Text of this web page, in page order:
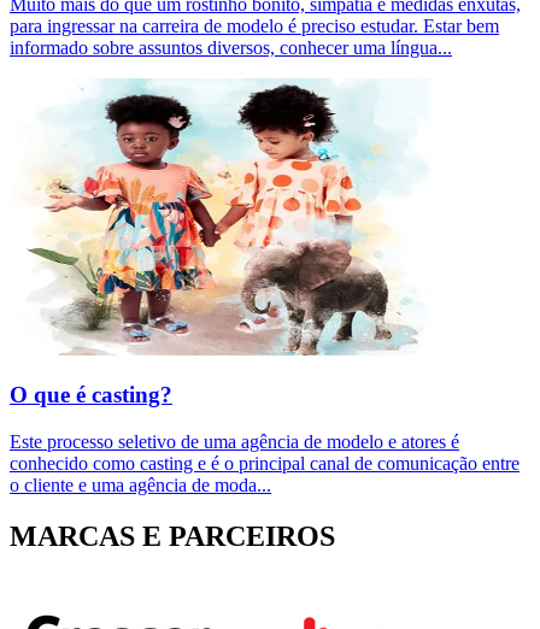
para ingressar na carreira de modelo é preciso estudar. Estar bem
informado sobre assuntos diversos, conhecer uma língua...
O que é casting?
Este processo seletivo de uma agência de modelo e atores é
conhecido como casting e é o principal canal de comunicação entre
o cliente e uma agência de moda...
MARCAS E PARCEIROS